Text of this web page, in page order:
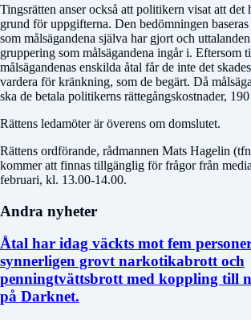
Tingsrätten anser också att politikern visat att det
grund för uppgifterna. Den bedömningen
som målsägandena själva har gjort och
gruppering som målsägandena ingår i. Eftersom
målsägandenas enskilda åtal får de inte det
vardera för kränkning, som de begärt. Då
ska de betala politikerns rättegångskostnader,
Rättens ledamöter är överens om domslutet.
Rättens ordförande, rådmannen Mats Hagelin
kommer att finnas tillgänglig för frågor från
februari, kl. 13.00-14.00.
Andra nyheter
Åtal har idag väckts mot fem
synnerligen grovt narkotikabrott och
penningtvättsbrott med koppling till
på Darknet.